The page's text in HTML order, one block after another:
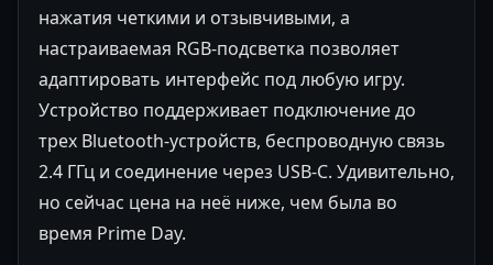
нажатия четкими и отзывчивыми, а
настраиваемая RGB-подсветка позволяет
адаптировать интерфейс под любую игру.
Устройство поддерживает подключение до
трех Bluetooth-устройств, беспроводную связь
2.4 ГГц и соединение через USB-C. Удивительно,
но сейчас цена на неё ниже, чем была во
время Prime Day.